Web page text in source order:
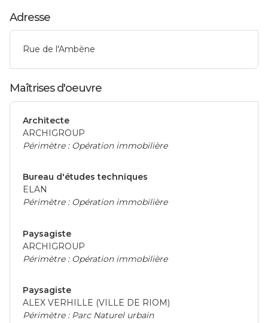
Adresse
Rue de l'Ambène
Maîtrises d'oeuvre
Architecte
ARCHIGROUP
Périmètre : Opération immobilière
Bureau d'études techniques
ELAN
Périmètre : Opération immobilière
Paysagiste
ARCHIGROUP
Périmètre : Opération immobilière
Paysagiste
ALEX VERHILLE (VILLE DE RIOM)
Périmètre : Parc Naturel urbain